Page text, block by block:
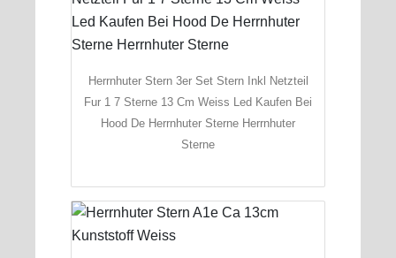
Herrnhuter Stern 3er Set Stern Inkl Netzteil
Fur 1 7 Sterne 13 Cm Weiss Led Kaufen Bei
Hood De Herrnhuter Sterne Herrnhuter
Sterne